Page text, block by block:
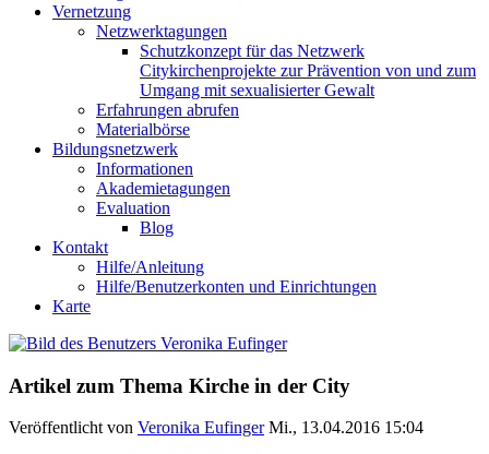
Vernetzung
Netzwerktagungen
Schutzkonzept für das Netzwerk
Citykirchenprojekte zur Prävention von und zum
Umgang mit sexualisierter Gewalt
Erfahrungen abrufen
Materialbörse
Bildungsnetzwerk
Informationen
Akademietagungen
Evaluation
Blog
Kontakt
Hilfe/Anleitung
Hilfe/Benutzerkonten und Einrichtungen
Karte
Artikel zum Thema Kirche in der City
Veröffentlicht von Veronika Eufinger Mi., 13.04.2016 15:04